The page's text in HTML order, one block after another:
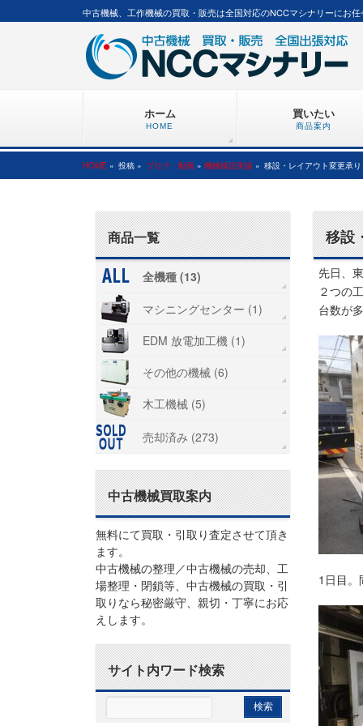
中古機械、工作機械の買取・販売は全国対応のNCCマシナリーにお
ホーム
HOME
買いたい
商品案内
HOME » 投稿 » ブログ・動画 » 機械移設実績 » 移設・レイアウト変更承
移設
先日、
２つの
台数が
1日目。
商品一覧
全機種 (13)
マシニングセンター (1)
EDM 放電加工機 (1)
その他の機械 (6)
木工機械 (5)
売却済み (273)
中古機械買取案内
無料にて買取・引取り査定させて頂き
ます。
中古機械の整理／中古機械の売却、工
場整理・閉鎖等、中古機械の買取・引
取りなら秘密厳守、親切・丁寧にお応
えします。
サイト内ワード検索